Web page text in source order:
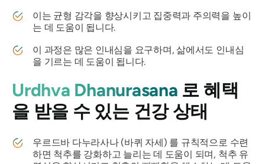
이는 균형 감각을 향상시키고 집중력과 주의력을 높이
는 데 도움이 됩니다.
이 과정은 많은 인내심을 요구하며, 삶에서도 인내심
을 기르는 데 도움이 됩니다.
Urdhva Dhanurasana 로 혜택
을 받을 수 있는 건강 상태
우르드바 다누라사나(바퀴 자세) 를 규칙적으로 수련
하면 척추를 강화하고 늘리는 데 도움이 되며, 척추 유